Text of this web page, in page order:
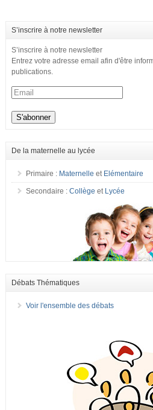
S’inscrire à notre newsletter
S’inscrire à notre newsletter
Entrez votre adresse email afin d'être
publications.
De la maternelle au lycée
Primaire : Maternelle et Elémentaire
Secondaire : Collège et Lycée
Débats Thématiques
Voir l'ensemble des débats